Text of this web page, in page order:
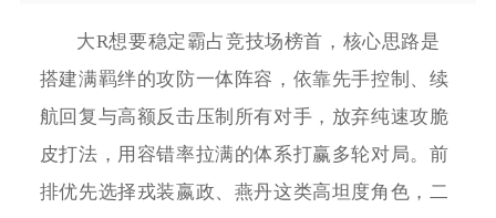
大R想要稳定霸占竞技场榜首，核心思路是
搭建满羁绊的攻防一体阵容，依靠先手控制、续
航回复与高额反击压制所有对手，放弃纯速攻脆
皮打法，用容错率拉满的体系打赢多轮对局。前
排优先选择戎装嬴政、燕丹这类高坦度角色，二